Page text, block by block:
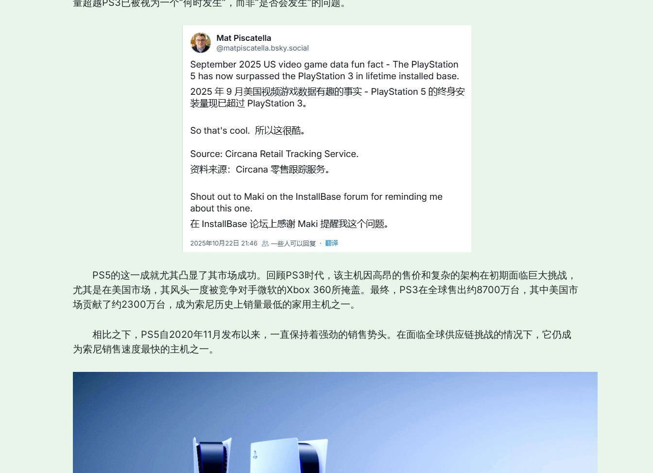
量超越PS3已被视为一个“何时发生”，而非“是否会发生”的问题。
PS5的这一成就尤其凸显了其市场成功。回顾PS3时代，该主机因高昂的售价和复杂的架构在初期面临巨大挑战，
尤其是在美国市场，其风头一度被竞争对手微软的Xbox 360所掩盖。最终，PS3在全球售出约8700万台，其中美国市
场贡献了约2300万台，成为索尼历史上销量最低的家用主机之一。
相比之下，PS5自2020年11月发布以来，一直保持着强劲的销售势头。在面临全球供应链挑战的情况下，它仍成
为索尼销售速度最快的主机之一。